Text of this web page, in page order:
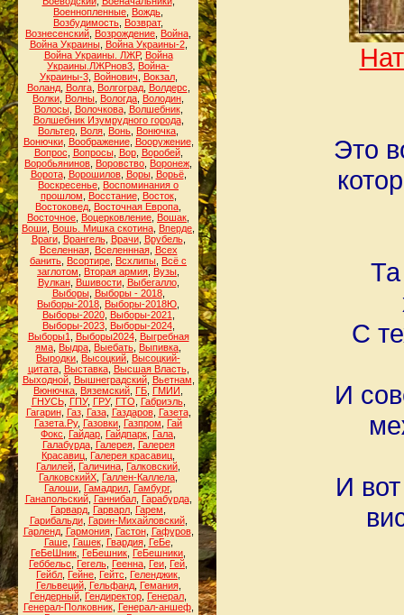
Военнопленные Вождь
Возбудимость Возврат,
Вознесенский Возрождение Война
Война Украины, Война Украины-2,
Война Украины. ЛЖР, Война
Украины.ЛЖРнов3 Война-
Украины-3, Войнович Вокзал,
Воланд, Волга, Волгоград, Волдерс
Волки Волны Вологда Володин
Волосы, Волочкова, Волшебник,
Волшебник Изумрудного города,
Вольтер Воля Вонь Вонючка
Вонючки, Воображение, Вооружение,
Вопрос
Вопросы, Вор, Воробей,
Воробьянинов Воровство Воронеж
Ворота, Ворошилов, Воры, Ворьё,
Воскресенье Воспоминания о
прошлом
Восстание, Восток,
Востоковед Восточная Европа
Восточное Воцерковление Вошак
Воши Вошь. Мишка скотина Вперде
Враги, Врангель, Врачи, Врубель,
Вселенная, Вселеннная, Всех
банить Всортире Всхлипы Всё с
заглотом
Вторая армия Вузы
Вулкан, Вшивости, Выбегалло,
Выборы, Выборы - 2018,
Выборы-2018 Выборы-2018Ю
Выборы-2020, Выборы-2021
Выборы-2023, Выборы-2024,
Выборы1
Выборы2024, Выгребная
яма Выдра Выебать Выпивка
Выродки Высоцкий Высоцкий-
цитата, Выставка, Высшая Власть,
Выходной, Вышнеградский, Вьетнам
Вюнючка Вяземский ГБ ГМИИ
ГНУСЬ, ГПУ, ГРУ, ГТО Габриэль,
Гагарин, Газ, Газа, Газдаров, Газета,
Газета.Ру, Газовки Газпром
Гай
Фокс
Гайдар Гайдпарк Гала
Галабурда, Галерея, Галерея
Красавиц Галерея красавиц
Галилей Галичина Галковский
ГалковскийХ Галлен-Каллела
Галоши Гамадрил Гамбург,
Ганапольский, Ганнибал, Гарабурда,
Гарвард Гарварл Гарем
Гарибальди, Гарин-Михайловский,
Гарленд, Гармония, Гастон, Гафуров,
Гаше, Гашек, Гвардия, ГеБе,
ГеБеШник ГеБешник ГеБешники
Геббельс
Гегель Геенна Геи Гей
Гейбл Гейне Гейтс Геленджик
Гельвеций, Гельфанд, Гемания,
Гендерный Гендиректор Генерал
Генерал-Полковник, Генерал-аншеф,
Это
С
И
И